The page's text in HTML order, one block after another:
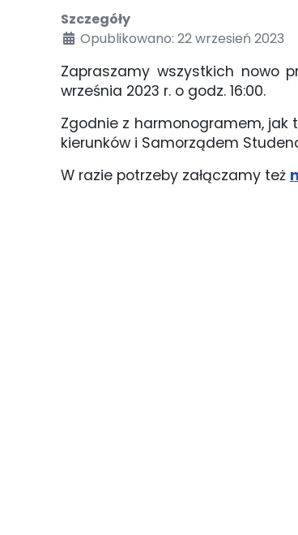
Szczegóły
Opublikowano: 22 wrzesień 2023
Zapraszamy wszystkich nowo
września 2023 r. o godz. 16:00.
Zgodnie z harmonogramem, jak
kierunków i Samorządem
W razie potrzeby załączamy też